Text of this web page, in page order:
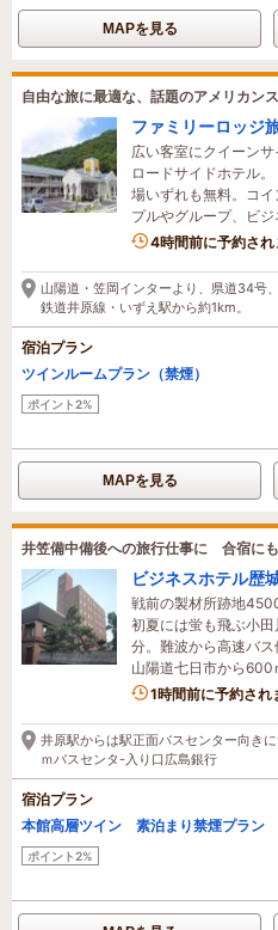
MAPを見る
自由な旅に最適な、話題のアメリカン
ファミリーロッジ
広い客室にクイーン
ロードサイドホテル
場いずれも無料。コ
プルやグループ、ビジ
1名がこの宿を見て
4時間前に予約され
山陽道・笠岡インターより、県道34号
鉄道井原線・いずえ駅から約1km。
宿泊プラン
ツインルームプラン（禁煙）
ポイント2%
MAPを見る
井笠備中備後への旅行仕事に 合宿に
ビジネスホテル歴
戦前の製材所跡地
初夏には蛍も飛ぶ小
分。難波から高速バ
山陽道七日市から600
3名がこの宿を見て
1時間前に予約され
井原駅からは駅正面バスセンター向き
ｍバスセンタ-入り口広島銀行
宿泊プラン
本館高層ツイン 素泊まり禁煙プラン
ポイント2%